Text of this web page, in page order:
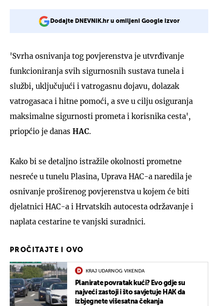
Dodajte DNEVNIK.hr u omiljeni Google izvor
'Svrha osnivanja tog povjerenstva je utvrđivanje
funkcioniranja svih sigurnosnih sustava tunela i
službi, uključujući i vatrogasnu dojavu, dolazak
vatrogasaca i hitne pomoći, a sve u cilju osiguranja
maksimalne sigurnosti prometa i korisnika cesta',
priopćio je danas HAC.
Kako bi se detaljno istražile okolnosti prometne
nesreće u tunelu Plasina, Uprava HAC-a naredila je
osnivanje proširenog povjerenstva u kojem će biti
djelatnici HAC-a i Hrvatskih autocesta održavanje i
naplata cestarine te vanjski suradnici.
PROČITAJTE I OVO
KRAJ UDARNOG VIKENDA
Planirate povratak kući? Evo gdje su
najveći zastoji i što savjetuje HAK da
izbjegnete višesatna čekanja